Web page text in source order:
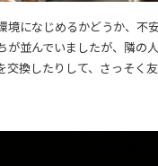
境になじめるかどうか、不
が並んでいましたが、隣の
交換したりして、さっそく